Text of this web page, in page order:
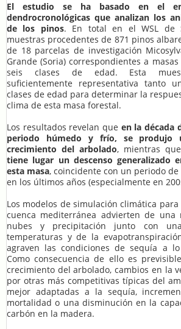
El estudio se ha basado en el
dendrocronológicas que analizan los
de los pinos. En total en el WSL de
muestras procedentes de 871 pinos
de 18 parcelas de investigación
Grande (Soria) correspondientes a masas
seis clases de edad. Esta
suficientemente representativa tanto
clases de edad para determinar la
clima de esta masa forestal.
Los resultados revelan que en la década
periodo húmedo y frío, se produjo
crecimiento del arbolado, mientras que
tiene lugar un descenso generalizado
esta masa, coincidente con un periodo de
en los últimos años (especialmente en
Los modelos de simulación climática
cuenca mediterránea advierten de una
nubes y precipitación junto con
temperaturas y de la
agraven las condiciones de sequía a
Como consecuencia de ello es
crecimiento del arbolado, cambios en la
por otras más competitivas típicas del
mejor adaptadas a la sequía,
mortalidad o una disminución en la
carbón en la madera.